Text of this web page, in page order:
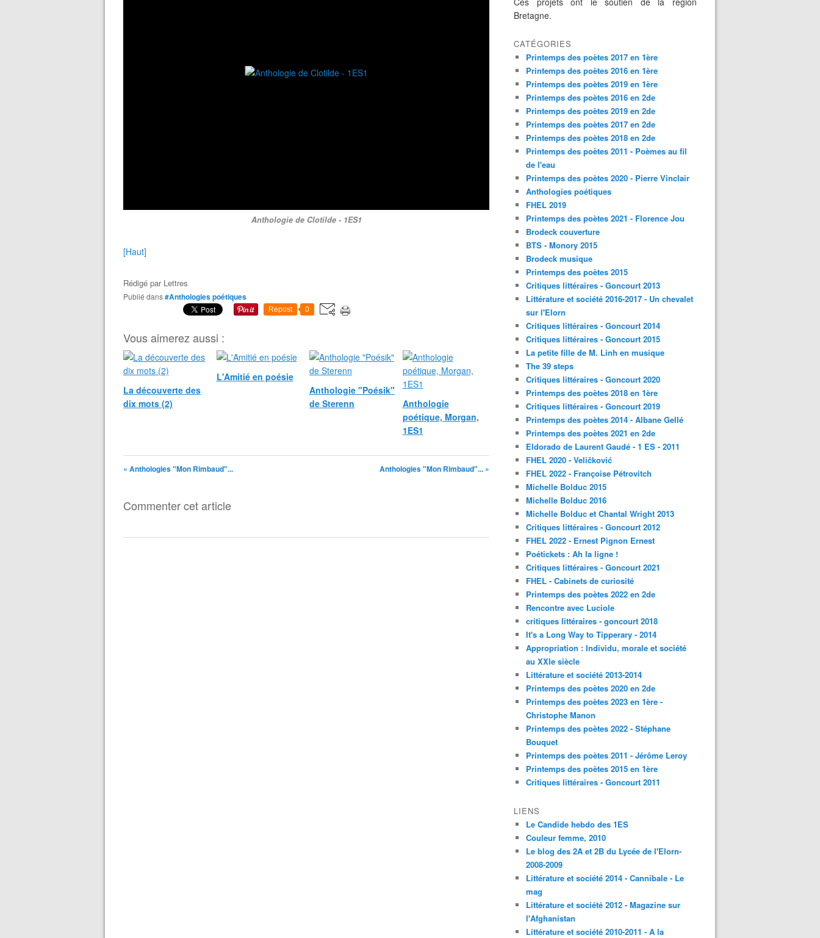
Anthologie de Clotilde - 1ES1
[Haut]
Rédigé par Lettres
Publié dans#Anthologies poétiques
Repost 0
Vous aimerez aussi :
La découverte des
dix mots (2)
L'Amitié en poésie
Anthologie "Poésik"
de Sterenn
Anthologie
poétique, Morgan,
1ES1
« Anthologies "Mon Rimbaud"... Anthologies "Mon Rimbaud"... »
Commenter cet article
Bretagne.
CATÉGORIES
Printemps des poètes 2017 en 1ère
Printemps des poètes 2016 en 1ère
Printemps des poètes 2019 en 1ère
Printemps des poètes 2016 en 2de
Printemps des poètes 2019 en 2de
Printemps des poètes 2017 en 2de
Printemps des poètes 2018 en 2de
Printemps des poètes 2011 - Poèmes au fil
de l'eau
Printemps des poètes 2020 - Pierre Vinclair
Anthologies poétiques
FHEL 2019
Printemps des poètes 2021 - Florence Jou
Brodeck couverture
BTS - Monory 2015
Brodeck musique
Printemps des poètes 2015
Critiques littéraires - Goncourt 2013
Littérature et société 2016-2017 - Un chevalet
sur l'Elorn
Critiques littéraires - Goncourt 2014
Critiques littéraires - Goncourt 2015
La petite fille de M. Linh en musique
The 39 steps
Critiques littéraires - Goncourt 2020
Printemps des poètes 2018 en 1ère
Critiques littéraires - Goncourt 2019
Printemps des poètes 2014 - Albane Gellé
Printemps des poètes 2021 en 2de
Eldorado de Laurent Gaudé - 1 ES - 2011
FHEL 2020 - Veličković
FHEL 2022 - Françoise Pétrovitch
Michelle Bolduc 2015
Michelle Bolduc 2016
Michelle Bolduc et Chantal Wright 2013
Critiques littéraires - Goncourt 2012
FHEL 2022 - Ernest Pignon Ernest
Poétickets : Ah la ligne !
Critiques littéraires - Goncourt 2021
FHEL - Cabinets de curiosité
Printemps des poètes 2022 en 2de
Rencontre avec Luciole
critiques littéraires - goncourt 2018
It's a Long Way to Tipperary - 2014
Appropriation : Individu, morale et société
au XXIe siècle
Littérature et société 2013-2014
Printemps des poètes 2020 en 2de
Printemps des poètes 2023 en 1ère -
Christophe Manon
Printemps des poètes 2022 - Stéphane
Bouquet
Printemps des poètes 2011 - Jérôme Leroy
Printemps des poètes 2015 en 1ère
Critiques littéraires - Goncourt 2011
LIENS
Le Candide hebdo des 1ES
Couleur femme, 2010
Le blog des 2A et 2B du Lycée de l'Elorn-
2008-2009
Littérature et société 2014 - Cannibale - Le
mag
Littérature et société 2012 - Magazine sur
l'Afghanistan
Littérature et société 2010-2011 - A la